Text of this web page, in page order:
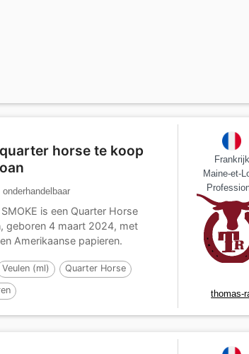
horse te koop
onderhandelbaar
SMOKE is een Quarter Horse
geboren 4 maart 2024, met
Amerikaanse papieren.
Veulen (ml) Quarter Horse
Frankrijk
Maine-et-
thomas-